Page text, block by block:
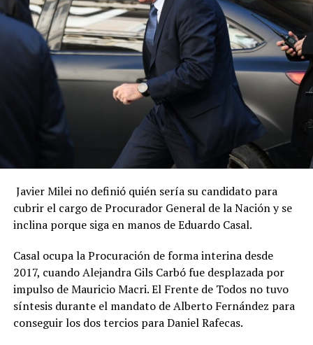
Javier Milei no definió quién sería su candidato para
cubrir el cargo de Procurador General de la Nación y se
inclina porque siga en manos de Eduardo Casal.
Casal ocupa la Procuración de forma interina desde
2017, cuando Alejandra Gils Carbó fue desplazada por
impulso de Mauricio Macri. El Frente de Todos no tuvo
síntesis durante el mandato de Alberto Fernández para
conseguir los dos tercios para Daniel Rafecas.